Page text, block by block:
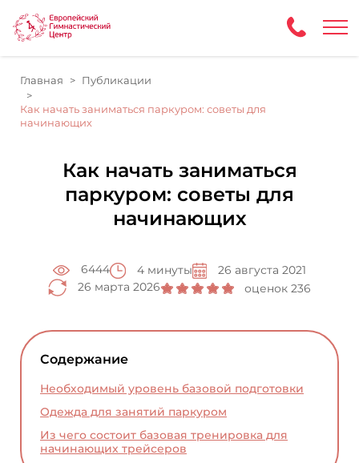
Главная Публикации
Как начать заниматься паркуром: советы для
начинающих
Как начать заниматься
паркуром: советы для
начинающих
6444 4 минуты
26 августа 2021
26 марта 2026
оценок 236
Содержание
Необходимый уровень базовой подготовки
Одежда для занятий паркуром
Из чего состоит базовая тренировка для
начинающих трейсеров